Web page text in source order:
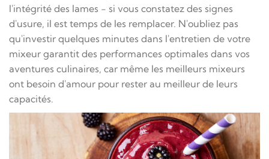
l'intégrité des lames - si vous constatez des signes
d'usure, il est temps de les remplacer. N'oubliez pas
qu'investir quelques minutes dans l'entretien de votre
mixeur garantit des performances optimales dans vos
aventures culinaires, car même les meilleurs mixeurs
ont besoin d'amour pour rester au meilleur de leurs
capacités.